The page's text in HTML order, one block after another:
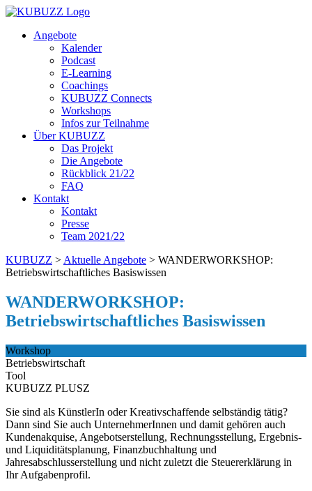
Angebote
Kalender
Podcast
E-Learning
Coachings
KUBUZZ Connects
Workshops
Infos zur Teilnahme
Über KUBUZZ
Das Projekt
Die Angebote
Rückblick 21/22
FAQ
Kontakt
Kontakt
Presse
Team 2021/22
KUBUZZ > Aktuelle Angebote > WANDERWORKSHOP:
Betriebswirtschaftliches Basiswissen
WANDERWORKSHOP:
Betriebswirtschaftliches Basiswissen
Workshop
Betriebswirtschaft
Tool
KUBUZZ PLUSZ
Sie sind als KünstlerIn oder Kreativschaffende selbständig tätig?
Dann sind Sie auch UnternehmerInnen und damit gehören auch
Kundenakquise, Angebotserstellung, Rechnungsstellung, Ergebnis-
und Liquiditätsplanung, Finanzbuchhaltung und
Jahresabschlusserstellung und nicht zuletzt die Steuererklärung in
Ihr Aufgabenprofil.